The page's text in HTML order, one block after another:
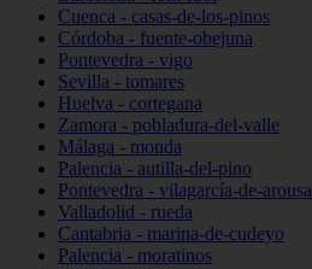
Cuenca - casas-de-los-pinos
Córdoba - fuente-obejuna
Pontevedra - vigo
Sevilla - tomares
Huelva - cortegana
Zamora - pobladura-del-valle
Málaga - monda
Palencia - autilla-del-pino
Pontevedra - vilagarcía-de-arousa
Valladolid - rueda
Cantabria - marina-de-cudeyo
Palencia - moratinos